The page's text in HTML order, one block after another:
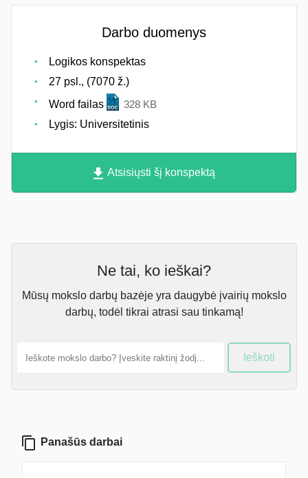
Darbo duomenys
Logikos konspektas
27 psl., (7070 ž.)
Word failas
328 KB
Lygis: Universitetinis
Atsisiųsti šį konspektą
Ne tai, ko ieškai?
Mūsų mokslo darbų bazėje yra daugybė įvairių mokslo
darbų, todėl tikrai atrasi sau tinkamą!
Ieškoti
Panašūs darbai